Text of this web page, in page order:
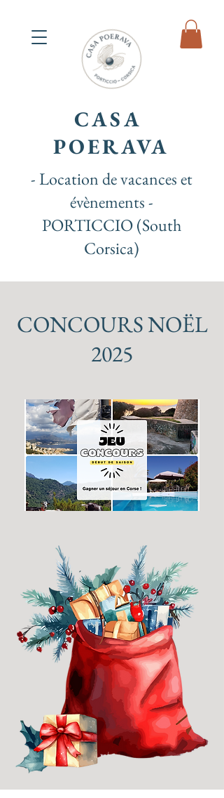
CASA
POERAVA
- Location de vacances et
évènements -
PORTICCIO (South
Corsica)
CONCOURS NOËL
2025